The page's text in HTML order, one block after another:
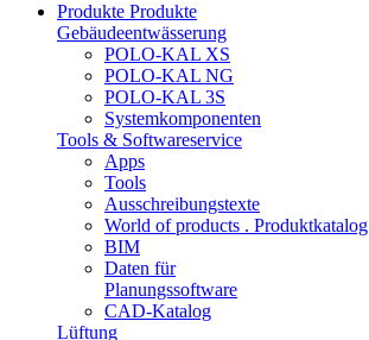
Produkte Produkte
Gebäudeentwässerung
POLO-KAL XS
POLO-KAL NG
POLO-KAL 3S
Systemkomponenten
Tools & Softwareservice
Apps
Tools
Ausschreibungstexte
World of products . Produktkatalog
BIM
Daten für
Planungssoftware
CAD-Katalog
Lüftung